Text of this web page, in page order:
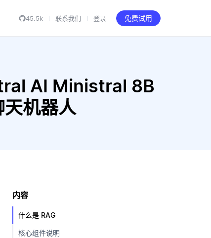
45.5k 联系我们 登录 免费试用
AI Ministral 8B
机器人
内容
什么是 RAG
核心组件说明